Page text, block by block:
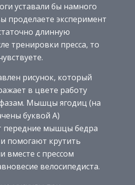
уставали бы намного
проделаете эксперимент
длинную
тренировки пресса, то
рисунок, который
в цвете работу
Мышцы ягодиц (на
буквой А)
передние мышцы бедра
помогают крутить
вместе с прессом
велосипедиста.